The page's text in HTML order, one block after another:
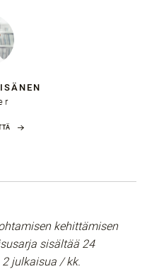
kehittämisen
sisältää 24
julkaisua / kk.